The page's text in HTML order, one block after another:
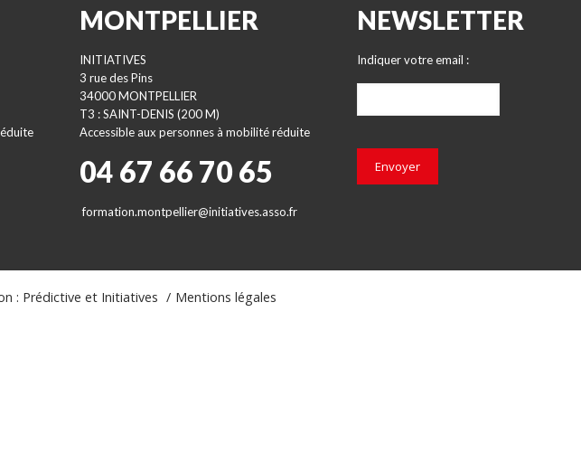
MONTPELLIER
INITIATIVES
3 rue des Pins
34000 MONTPELLIER
T3 : SAINT-DENIS (200 M)
Accessible aux personnes à mobilité réduite
04 67 66 70 65
formation.montpellier@initiatives.asso.fr
NEWSLETTER
Indiquer votre email :
Envoyer
: Prédictive et Initiatives Mentions légales